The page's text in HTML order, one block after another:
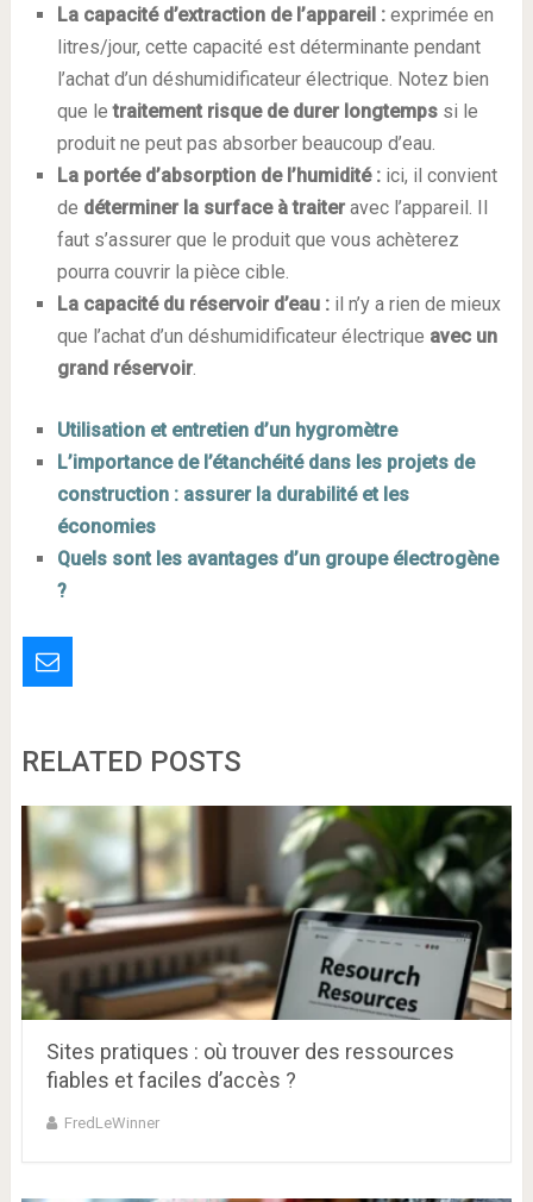
La capacité d’extraction de l’appareil :exprimée en
litres/jour, cette capacité est déterminante pendant
l’achat d’un déshumidificateur électrique. Notez bien
que letraitement risque de durer longtempssi le
produit ne peut pas absorber beaucoup d’eau.
La portée d’absorption de l’humidité :ici, il convient
de déterminer la surface à traiteravec l’appareil. Il
faut s’assurer que le produit que vous achèterez
pourra couvrir la pièce cible.
La capacité du réservoir d’eau :il n’y a rien de mieux
que l’achat d’un déshumidificateur électrique avec un
grand réservoir.
Utilisation et entretien d’un hygromètre
L’importance de l’étanchéité dans les projets de
construction : assurer la durabilité et les
économies
Quels sont les avantages d’un groupe électrogène
?
RELATED POSTS
Sites pratiques : où trouver des ressources
fiables et faciles d’accès ?
FredLeWinner